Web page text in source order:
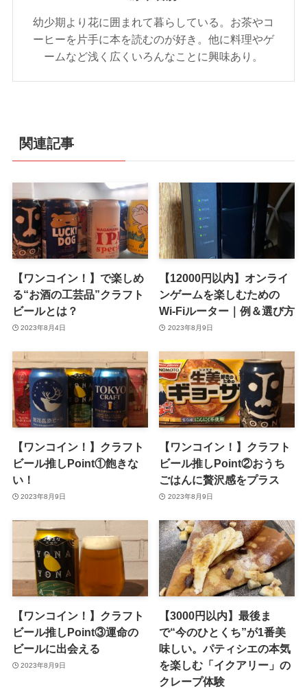
幼少期より花に囲まれて暮らしている。お茶やコ
ーヒーを片手に本を読むのが好き。他に料理やゲ
ームなど浅く広くいろんなことに興味あり。
関連記事
【ワンコイン！】で楽しめ
る“お酒の工芸品”クラフト
ビールとは？
2023年8月4日
【12000円以内】オンライ
ンゲームを楽しむための
Wi-Fiルーター｜例＆選び方
2023年8月9日
【ワンコイン！】クラフト
ビール推しPoint①飽きな
い！
2023年8月9日
【ワンコイン！】クラフト
ビール推しPoint②おうち
ごはんに贅沢感をプラス
2023年8月9日
【ワンコイン！】クラフト
ビール推しPoint③運命の
ビールに出会える
2023年8月9日
【3000円以内】最後ま
で“今のひとくち”が1番美
味しい。パティシエの本気
を楽しむ「イクアリー」の
クレープ体験